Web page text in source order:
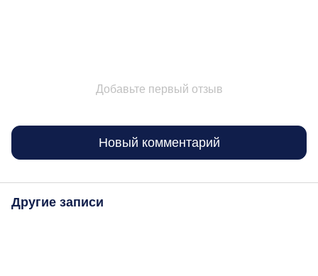
Добавьте первый отзыв
Новый комментарий
Другие записи